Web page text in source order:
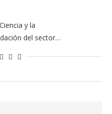
y la
del sector…